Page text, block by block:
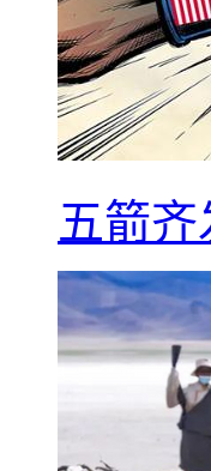
五箭